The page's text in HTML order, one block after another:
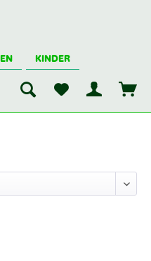
KINDER